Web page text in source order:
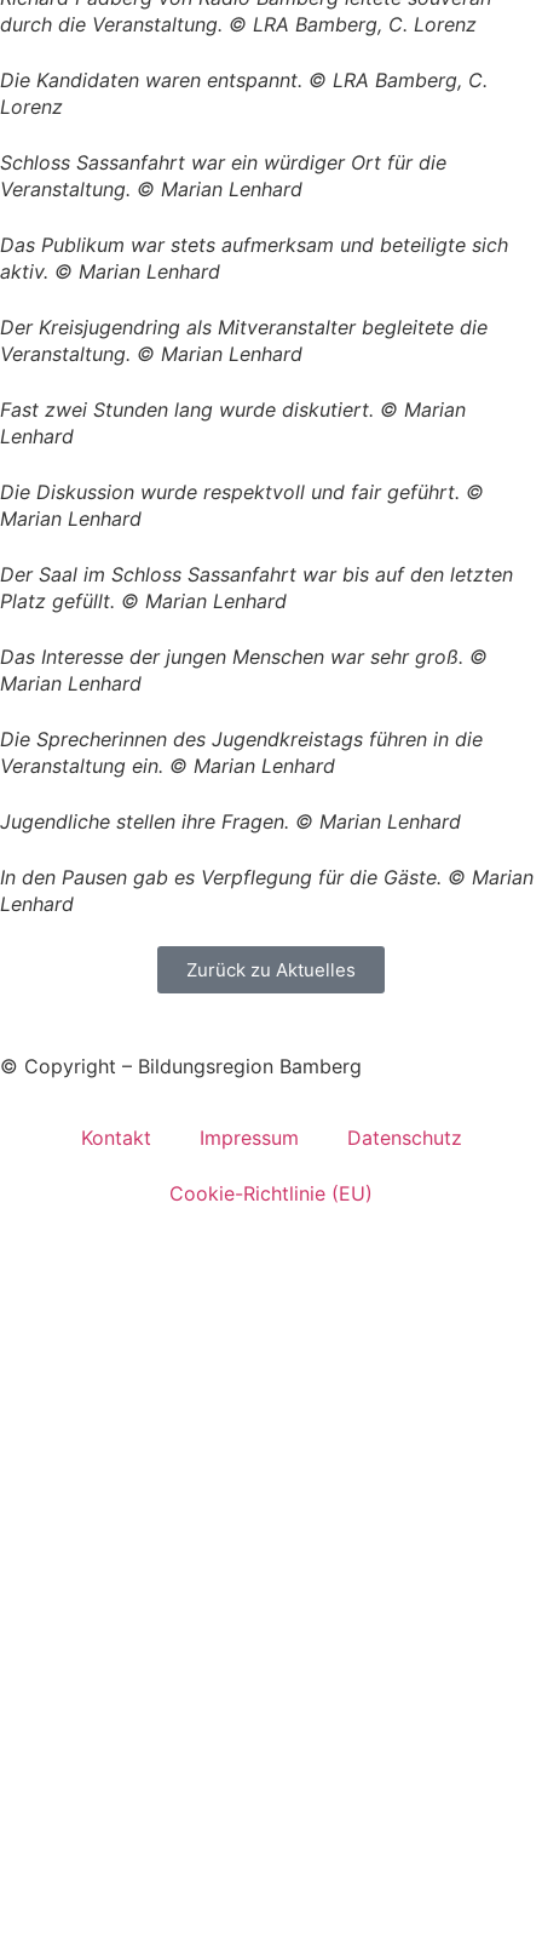
durch die Veranstaltung. © LRA Bamberg, C. Lorenz
Die Kandidaten waren entspannt. © LRA Bamberg, C.
Lorenz
Schloss Sassanfahrt war ein würdiger Ort für die
Veranstaltung. © Marian Lenhard
Das Publikum war stets aufmerksam und beteiligte sich
aktiv. © Marian Lenhard
Der Kreisjugendring als Mitveranstalter begleitete die
Veranstaltung. © Marian Lenhard
Fast zwei Stunden lang wurde diskutiert. © Marian
Lenhard
Die Diskussion wurde respektvoll und fair geführt. ©
Marian Lenhard
Der Saal im Schloss Sassanfahrt war bis auf den letzten
Platz gefüllt. © Marian Lenhard
Das Interesse der jungen Menschen war sehr groß. ©
Marian Lenhard
Die Sprecherinnen des Jugendkreistags führen in die
Veranstaltung ein. © Marian Lenhard
Jugendliche stellen ihre Fragen. © Marian Lenhard
In den Pausen gab es Verpflegung für die Gäste. © Marian
Lenhard
Zurück zu Aktuelles
© Copyright – Bildungsregion Bamberg
Kontakt Impressum Datenschutz
Cookie-Richtlinie (EU)